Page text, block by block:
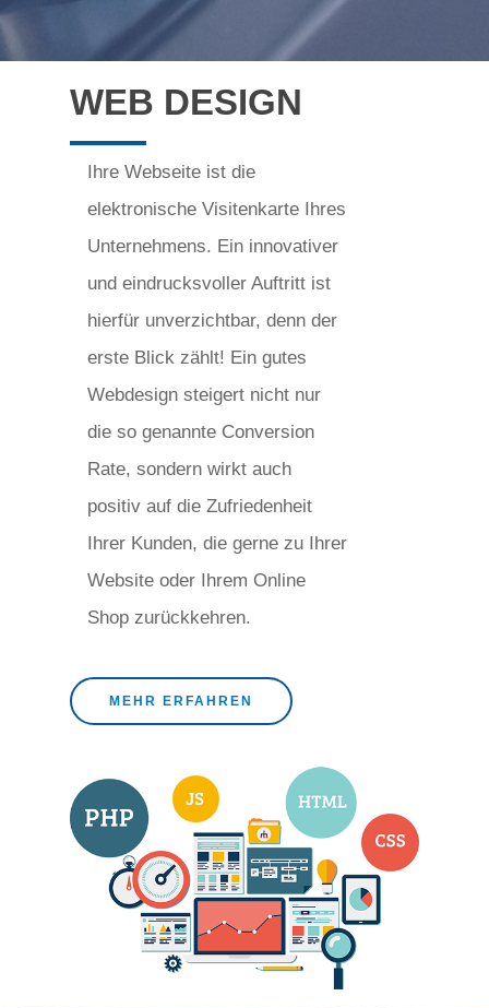
WEB DESIGN
Ihre Webseite ist die
elektronische Visitenkarte Ihres
Unternehmens. Ein innovativer
und eindrucksvoller Auftritt ist
hierfür unverzichtbar, denn der
erste Blick zählt! Ein gutes
Webdesign steigert nicht nur
die so genannte Conversion
Rate, sondern wirkt auch
positiv auf die Zufriedenheit
Ihrer Kunden, die gerne zu Ihrer
Website oder Ihrem Online
Shop zurückkehren.
MEHR ERFAHREN